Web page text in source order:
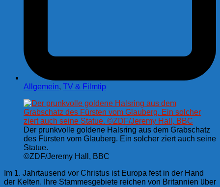
Allgemein, TV & Filmtip
Der prunkvolle goldene Halsring aus dem Grabschatz
des Fürsten vom Glauberg. Ein solcher ziert auch seine
Statue.
©ZDF/Jeremy Hall, BBC
Im 1. Jahrtausend vor Christus ist Europa fest in der Hand
der Kelten. Ihre Stammesgebiete reichen von Britannien über